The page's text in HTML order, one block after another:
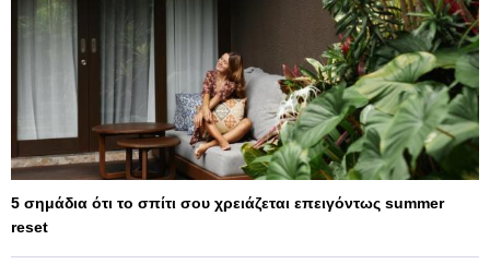
5 σημάδια ότι το σπίτι σου χρειάζεται επειγόντως summer
reset